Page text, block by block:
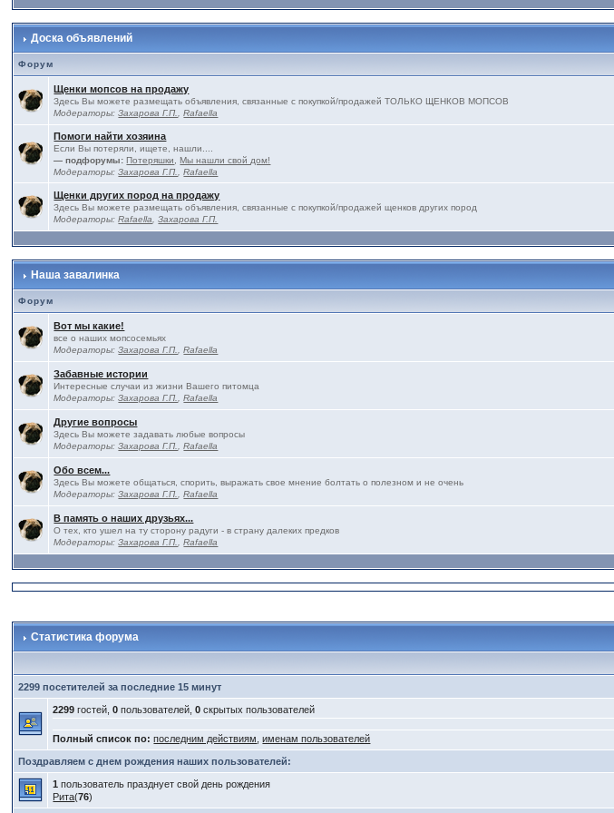
Доска объявлений
Форум
Щенки мопсов на продажу
Здесь Вы можете размещать объявления, связанные с покупкой/продажей ТОЛЬКО ЩЕНКОВ МОПСОВ
Модераторы:Захарова Г.П. ,Rafaella
Помоги найти хозяина
Если Вы потеряли, ищете, нашли....
— подфорумы: Потеряшки ,Мы нашли свой дом!
Модераторы:Захарова Г.П. ,Rafaella
Щенки других пород на продажу
Здесь Вы можете размещать объявления, связанные с покупкой/продажей щенков других пород
Модераторы:Rafaella ,Захарова Г.П.
Наша завалинка
Форум
Вот мы какие!
все о наших мопсосемьях
Модераторы:Захарова Г.П. ,Rafaella
Забавные истории
Интересные случаи из жизни Вашего питомца
Модераторы:Захарова Г.П. ,Rafaella
Другие вопросы
Здесь Вы можете задавать любые вопросы
Модераторы:Захарова Г.П. ,Rafaella
Обо всем...
Здесь Вы можете общаться, спорить, выражать свое мнение болтать о полезном и не очень
Модераторы:Захарова Г.П. ,Rafaella
В память о наших друзьях...
О тех, кто ушел на ту сторону радуги - в страну далеких предков
Модераторы:Захарова Г.П. ,Rafaella
Статистика форума
2299 посетителей за последние 15 минут
2299 гостей,0 пользователей,0 скрытых пользователей
Полный список по: последним действиям ,именам пользователей
Поздравляем с днем рождения наших пользователей:
1 пользователь празднует свой день рождения
Рита(76)